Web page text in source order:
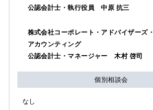
公認会計士・執行役員 中原 抗三
株式会社コーポレート・アドバイザーズ・
アカウンティング
公認会計士・マネージャー 木村 啓司
個別相談会
なし